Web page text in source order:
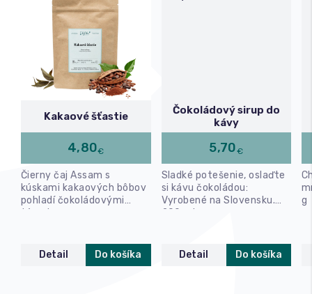
Kakaové šťastie
4,80€
Čierny čaj Assam s
kúskami kakaových bôbov
pohladí čokoládovými
tónmi.
Detail Do košíka
Čokoládový sirup do
kávy
5,70€
Sladké potešenie, oslaďte
si kávu čokoládou:
Vyrobené na Slovensku.
200 ml
Detail Do košíka
g